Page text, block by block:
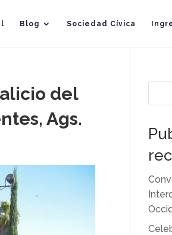
Blog Sociedad Cívica
del
Ags.